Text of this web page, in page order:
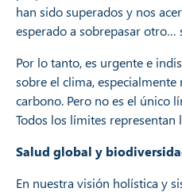
han sido superados y nos
esperado a sobrepasar
Por lo tanto, es urgente e
sobre el clima,
carbono. Pero no es el único
Todos los límites
Salud global y
En nuestra visión holística y